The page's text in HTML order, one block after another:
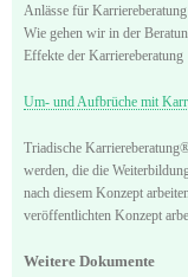
Anlässe für Karriereberatung
Wie gehen wir in der
Effekte der Karriereberatung
Um- und Aufbrüche mit
Triadische
werden, die die
nach diesem Konzept
veröffentlichten Konzept
Weitere Dokumente